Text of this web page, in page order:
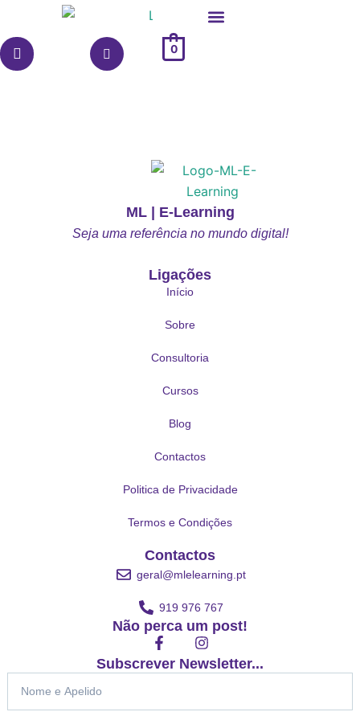
content
0
ML | E-Learning
Seja uma referência no mundo digital!
Ligações
Início
Sobre
Consultoria
Cursos
Blog
Contactos
Politica de Privacidade
Termos e Condições
Contactos
geral@mlelearning.pt
919 976 767
Não perca um post!
F
a
c
o
I
s
g
Subscrever Newsletter...